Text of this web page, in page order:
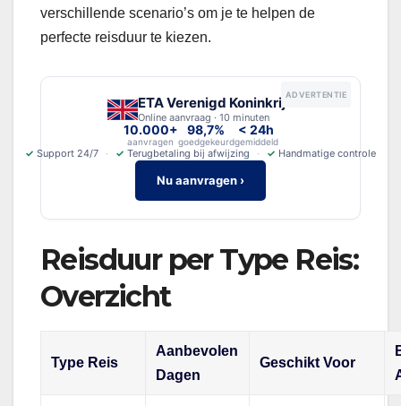
verschillende scenario’s om je te helpen de
perfecte reisduur te kiezen.
ADVERTENTIE
ETA Verenigd Koninkrijk
Online aanvraag · 10 minuten
10.000+
aanvragen
98,7%
goedgekeurd
< 24h
gemiddeld
✓ Support 24/7 ✓ Terugbetaling bij afwijzing ✓ Handmatige controle
Nu aanvragen ›
Reisduur per Type Reis:
Overzicht
Type Reis
Aanbevolen
Dagen
Geschikt Voor